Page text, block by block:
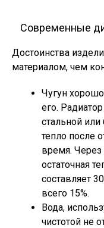
Современные
Достоинства
материалом, чем
Чугун
его.
стальной или
тепло после
время. Через
остаточная
составляет
всего 15%.
Вода,
чистотой не